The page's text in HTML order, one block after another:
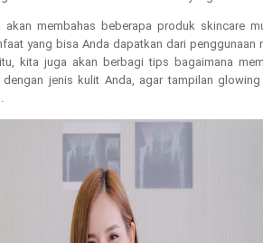
membahas beberapa produk skincare
yang bisa Anda dapatkan dari penggunaan
kita juga akan berbagi tips bagaimana
jenis kulit Anda, agar tampilan glowing